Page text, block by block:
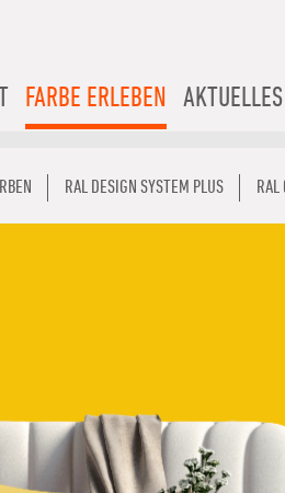
FARBE ERLEBEN AKTUELLES
RAL DESIGN SYSTEM PLUS